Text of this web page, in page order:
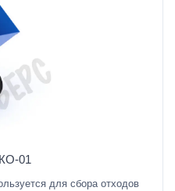
01
для сбора отходов